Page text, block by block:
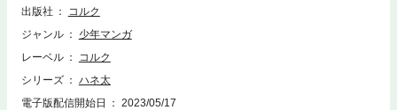
出版社
コルク
ジャンル
少年マンガ
レーベル
コルク
シリーズ
ハネ太
電子版配信開始日
2023/05/17